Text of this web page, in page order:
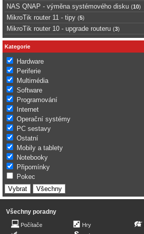
NAS QNAP - výměna systémového disku (10)
MikroTik router 11 - tipy (5)
MikroTik router 10 - upgrade routeru (3)
Kategorie
Hardware
Periferie
Multimédia
Software
Programování
Internet
Operační systémy
PC sestavy
Ostatní
Mobily a tablety
Notebooky
Připomínky
Pokec
Všechny poradny
Počítače
Hry